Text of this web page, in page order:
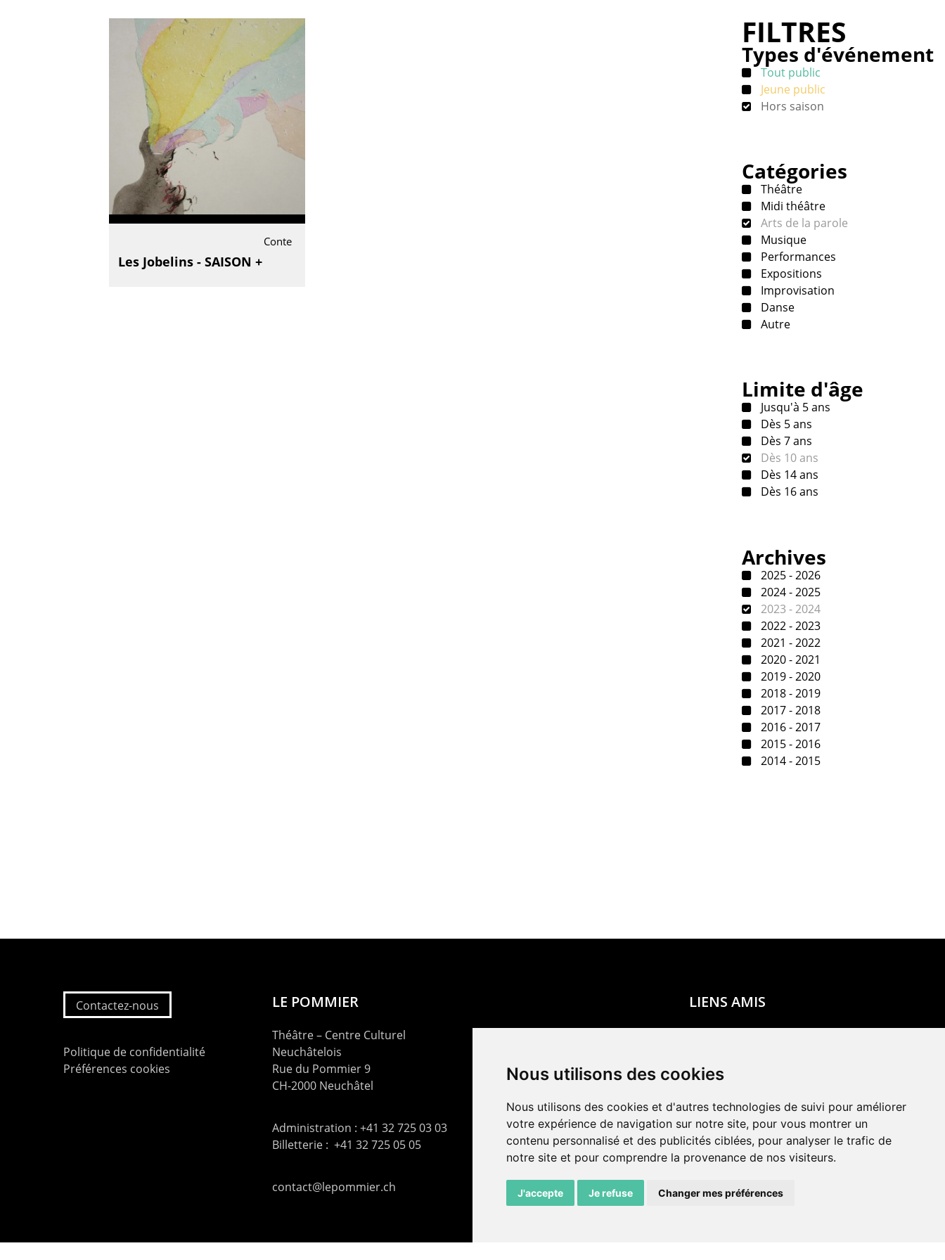
Nous utilisons des cookies
Nous utilisons des cookies et d'autres technologies de suivi pour améliorer
votre expérience de navigation sur notre site, pour vous montrer un
contenu personnalisé et des publicités ciblées, pour analyser le trafic de
notre site et pour comprendre la provenance de nos visiteurs.
J'accepte Je refuse Changer mes préférences
Conte
Les Jobelins - SAISON +
FILTRES
Types d'événement
Tout public
Jeune public
Hors saison
Catégories
Théâtre
Midi théâtre
Arts de la parole
Musique
Performances
Expositions
Improvisation
Danse
Autre
Limite d'âge
Jusqu'à 5 ans
Dès 5 ans
Dès 7 ans
Dès 10 ans
Dès 14 ans
Dès 16 ans
Archives
2025 - 2026
2024 - 2025
2023 - 2024
2022 - 2023
2021 - 2022
2020 - 2021
2019 - 2020
2018 - 2019
2017 - 2018
2016 - 2017
2015 - 2016
2014 - 2015
Contactez-nous
Politique de confidentialité
Préférences cookies
LE POMMIER
Théâtre – Centre Culturel
Neuchâtelois
Rue du Pommier 9
CH-2000 Neuchâtel
Administration : +41 32 725 03 03
Billetterie : +41 32 725 05 05
contact@lepommier.ch
LIENS AMIS